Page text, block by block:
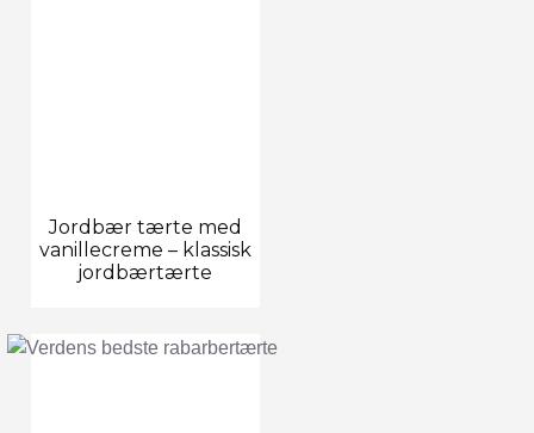
Jordbær tærte med
vanillecreme – klassisk
jordbærtærte